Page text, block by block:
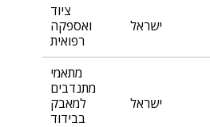
ישראל
ציוד
ואספקה
רפואית
ישראל
מתאמי
מתנדבים
למאבק
בבידוד